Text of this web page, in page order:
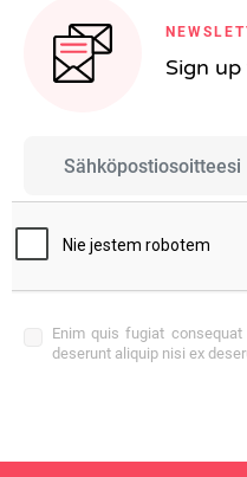
Sign
Enim quis fugiat
deserunt aliquip nisi ex